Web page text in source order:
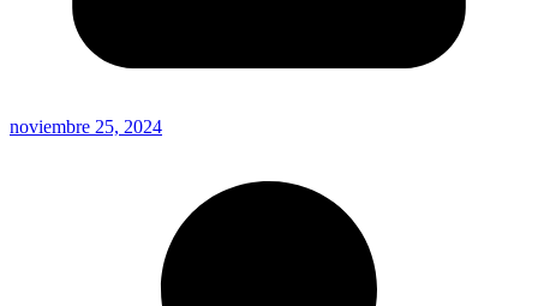
noviembre 25, 2024